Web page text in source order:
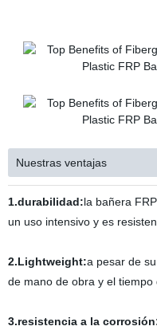
Nuestras ventajas
1.durabilidad:la bañera
un uso intensivo y es
2.Lightweight:a pesar de
de mano de obra y el
3.resistencia a la